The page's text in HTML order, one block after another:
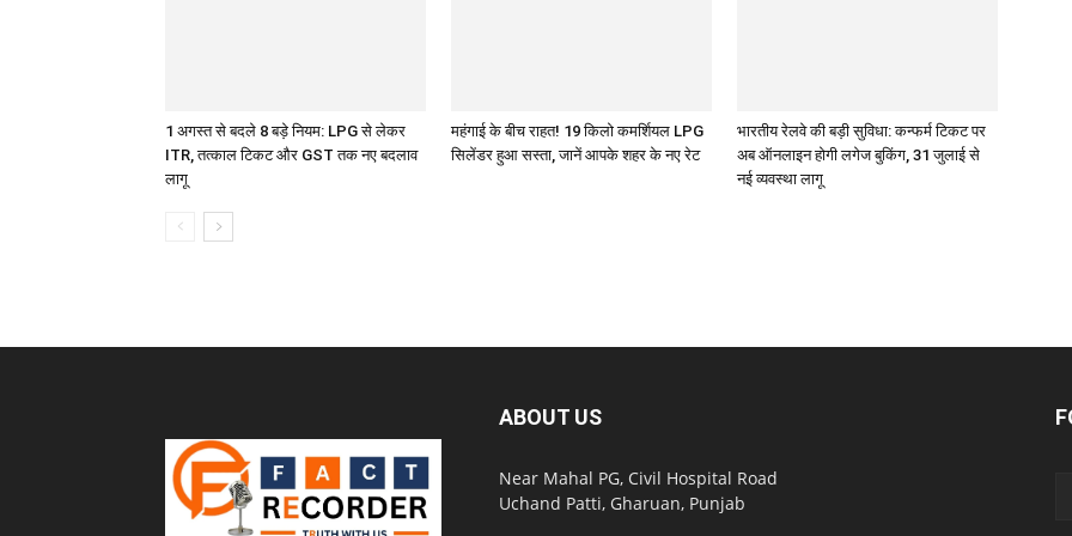
1 अगस्त से बदले 8 बड़े नियम: LPG से लेकर
ITR, तत्काल टिकट और GST तक नए बदलाव
लागू
महंगाई के बीच राहत! 19 किलो कमर्शियल LPG
सिलेंडर हुआ सस्ता, जानें आपके शहर के नए रेट
भारतीय रेलवे की बड़ी सुविधा: कन्फर्म टिकट पर
अब ऑनलाइन होगी लगेज बुकिंग, 31 जुलाई से
नई व्यवस्था लागू
ABOUT US
Near Mahal PG, Civil Hospital Road
Uchand Patti, Gharuan, Punjab